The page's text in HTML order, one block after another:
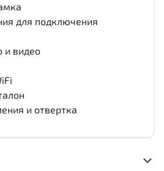
для подключения
и видео
и отвертка